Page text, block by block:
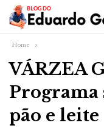
Home
VÁRZEA
pão e leite